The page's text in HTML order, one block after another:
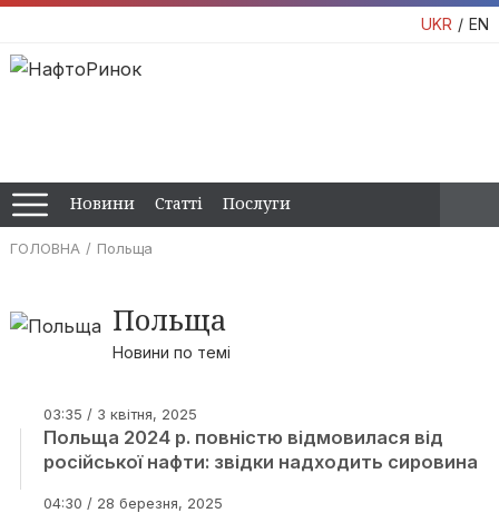
UKR EN
Новини Статті Послуги
ГОЛОВНА Польща
Польща
Новини по темі
03:35 / 3 квітня, 2025
Польща 2024 р. повністю відмовилася від
російської нафти: звідки надходить сировина
04:30 / 28 березня, 2025